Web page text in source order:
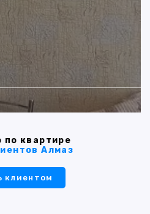
по квартире
Алмаз
клиентом